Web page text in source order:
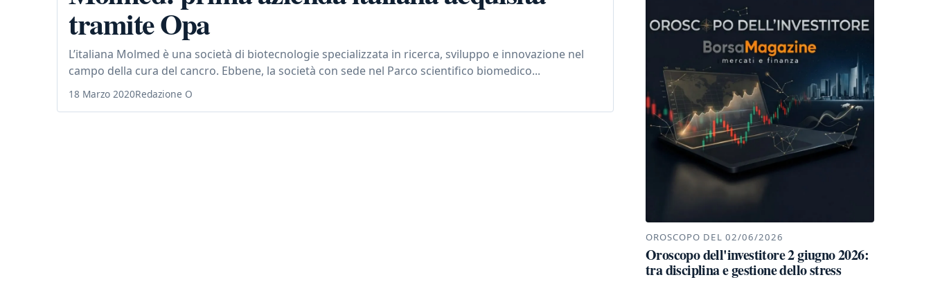
tramite Opa
L’italiana Molmed è una società di biotecnologie specializzata in ricerca, sviluppo e innovazione nel
campo della cura del cancro. Ebbene, la società con sede nel Parco scientifico biomedico...
18 Marzo 2020Redazione O
OROSCOPO DEL 02/06/2026
Oroscopo dell'investitore 2 giugno 2026:
tra disciplina e gestione dello stress